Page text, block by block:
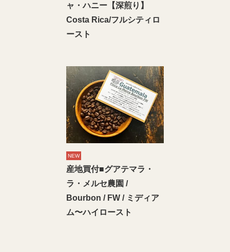
ャ・ハニー【深煎り】
Costa Rica/フルシティロ
ースト
NEW
産地買付■グアテマラ・
ラ・メルセ農園 /
Bourbon / FW / ミディア
ム〜ハイロースト